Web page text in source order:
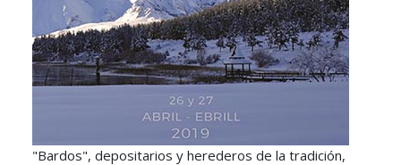
"Bardos", depositarios y herederos de la tradición,